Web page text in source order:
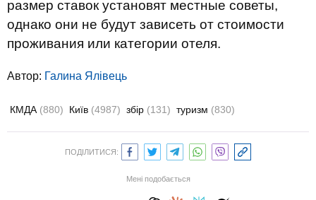
размер ставок установят местные советы,
однако они не будут зависеть от стоимости
проживания или категории отеля.
Автор: Галина Ялівець
КМДА (880) Київ (4987) збір (131) туризм (830)
ПОДІЛИТИСЯ:
Мені подобається